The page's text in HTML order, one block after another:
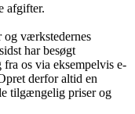
afgifter.
og værkstedernes
har besøgt
os via eksempelvis e-
derfor altid en
tilgængelig priser og